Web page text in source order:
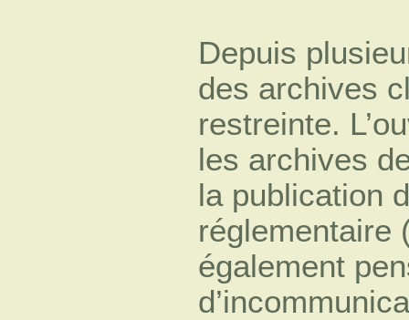
Depuis
des archives
restreinte.
les archives
la publication
réglementaire
également